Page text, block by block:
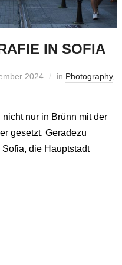
IN SOFIA
2024 in Photography,
nur in Brünn mit der
gesetzt. Geradezu
die Hauptstadt